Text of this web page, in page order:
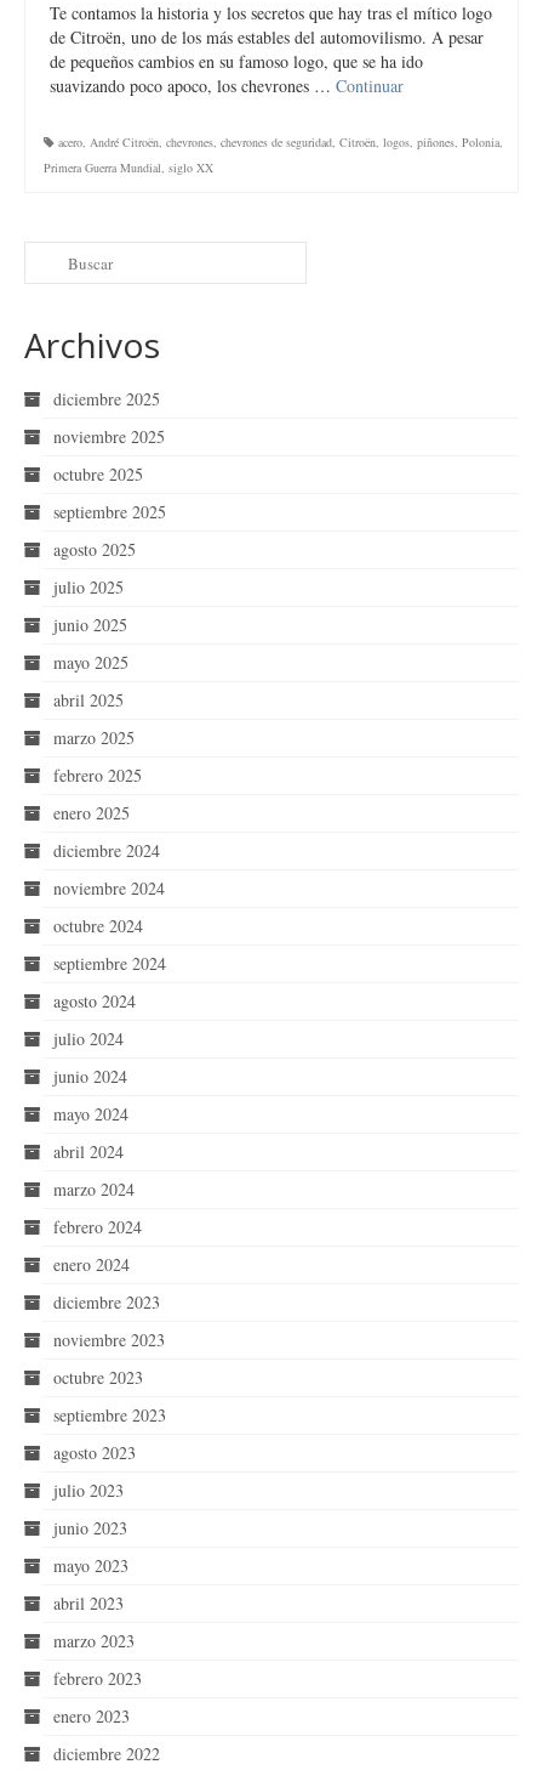
Te contamos la historia y los secretos que hay tras el mítico logo
de Citroën, uno de los más estables del automovilismo. A pesar
de pequeños cambios en su famoso logo, que se ha ido
suavizando poco apoco, los chevrones … Continuar
acero, André Citroën, chevrones, chevrones de seguridad, Citroën, logos, piñones, Polonia,
Primera Guerra Mundial, siglo XX
Archivos
diciembre 2025
noviembre 2025
octubre 2025
septiembre 2025
agosto 2025
julio 2025
junio 2025
mayo 2025
abril 2025
marzo 2025
febrero 2025
enero 2025
diciembre 2024
noviembre 2024
octubre 2024
septiembre 2024
agosto 2024
julio 2024
junio 2024
mayo 2024
abril 2024
marzo 2024
febrero 2024
enero 2024
diciembre 2023
noviembre 2023
octubre 2023
septiembre 2023
agosto 2023
julio 2023
junio 2023
mayo 2023
abril 2023
marzo 2023
febrero 2023
enero 2023
diciembre 2022